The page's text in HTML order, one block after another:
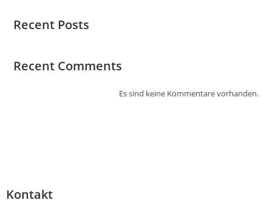
Recent Posts
Recent Comments
Es sind keine Kommentare vorhanden.
Kontakt